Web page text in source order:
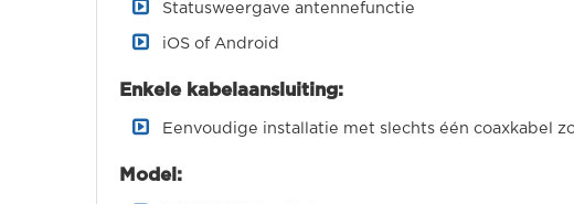
Statusweergave antennefunctie
iOS of Android
Enkele kabelaansluiting:
Eenvoudige installatie met slechts één coaxkabel
Model: